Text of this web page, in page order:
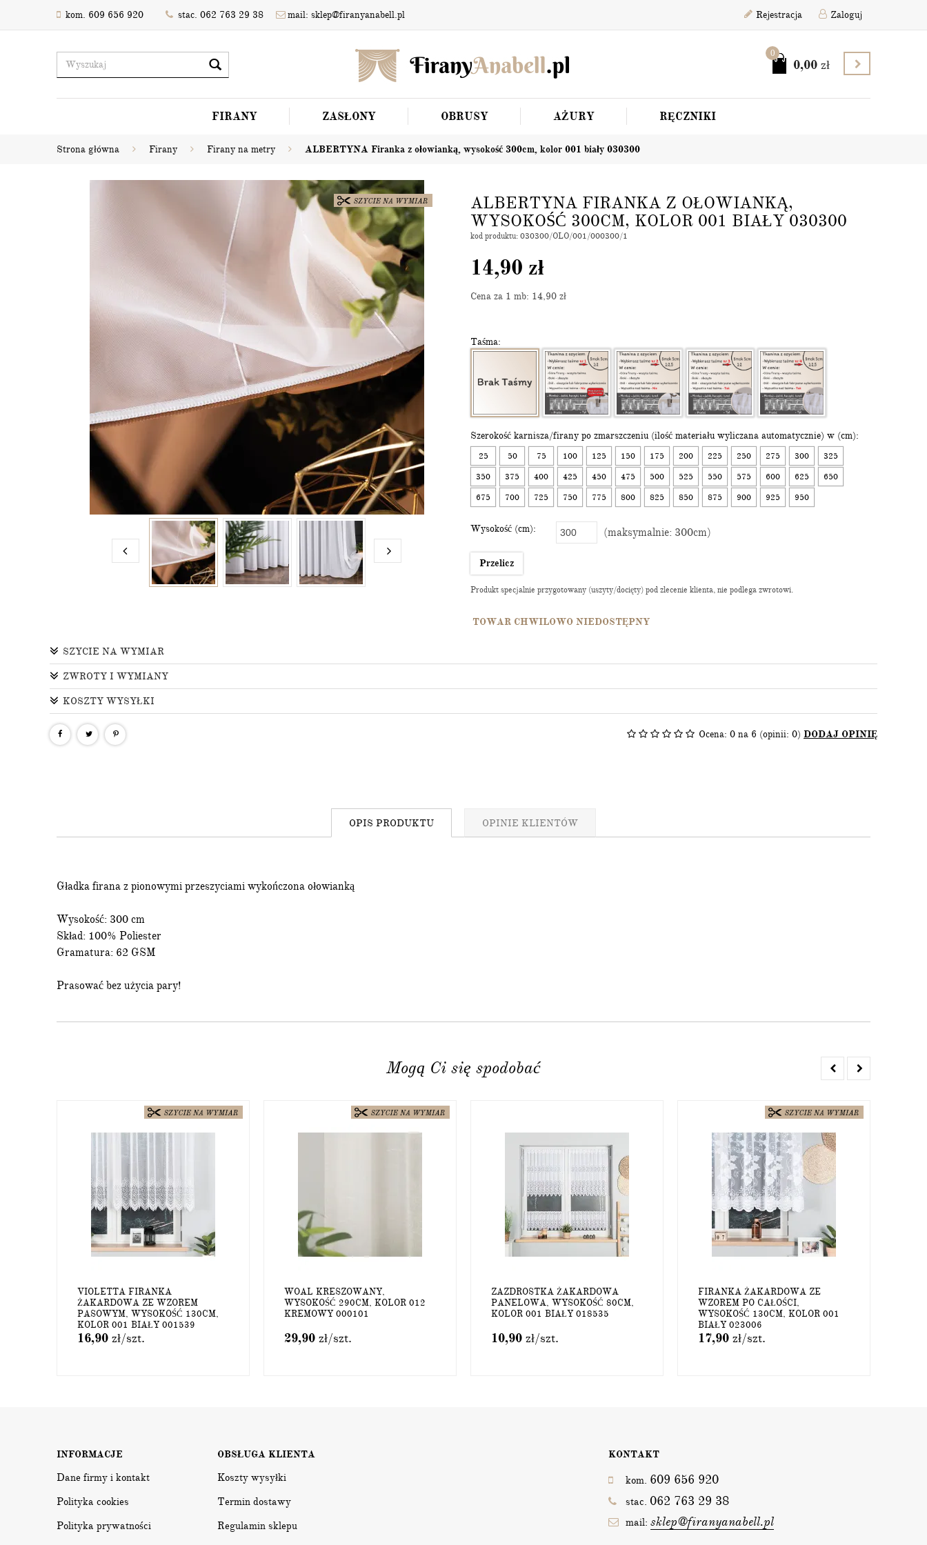
kom. 609 656 920 stac. 062 763 29 38 mail: sklep@firanyanabell.pl Rejestracja Zaloguj
0
0,00 zł
FIRANY ZASŁONY OBRUSY AŻURY RĘCZNIKI
Strona główna Firany Firany na metry ALBERTYNA Firanka z ołowianką, wysokość 300cm, kolor 001 biały 030300
ALBERTYNA FIRANKA Z OŁOWIANKĄ,
WYSOKOŚĆ 300CM, KOLOR 001 BIAŁY 030300
kod produktu: 030300/OLO/001/000300/1
14,90 zł
Cena za 1 mb: 14,90 zł
Taśma:
Szerokość karnisza/firany po zmarszczeniu (ilość materiału wyliczana automatycznie) w (cm):
25 50 75 100 125 150 175 200 225 250 275 300 325
350 375 400 425 450 475 500 525 550 575 600 625 650
675 700 725 750 775 800 825 850 875 900 925 950
Wysokość (cm): (maksymalnie: 300cm)
Przelicz
Produkt specjalnie przygotowany (uszyty/docięty) pod zlecenie klienta, nie podlega zwrotowi.
TOWAR CHWILOWO NIEDOSTĘPNY
SZYCIE NA WYMIAR
ZWROTY I WYMIANY
KOSZTY WYSYŁKI
Ocena: 0 na 6 (opinii: 0) DODAJ OPINIĘ
OPIS PRODUKTU OPINIE KLIENTÓW
Gładka firana z pionowymi przeszyciami wykończona ołowianką
Wysokość: 300 cm
Skład: 100% Poliester
Gramatura: 62 GSM
Prasować bez użycia pary!
Mogą Ci się spodobać
VIOLETTA FIRANKA
ŻAKARDOWA ZE WZOREM
PASOWYM, WYSOKOŚĆ 130CM,
KOLOR 001 BIAŁY 001539
16,90 zł/szt.
WOAL KRESZOWANY,
WYSOKOŚĆ 290CM, KOLOR 012
KREMOWY 000101
29,90 zł/szt.
ZAZDROSTKA ŻAKARDOWA
PANELOWA, WYSOKOŚĆ 80CM,
KOLOR 001 BIAŁY 018535
10,90 zł/szt.
FIRANKA ŻAKARDOWA ZE
WZOREM PO CAŁOŚCI,
WYSOKOŚĆ 130CM, KOLOR 001
BIAŁY 023006
17,90 zł/szt.
INFORMACJE
Dane firmy i kontakt
Polityka cookies
Polityka prywatności
OBSŁUGA KLIENTA
Koszty wysyłki
Termin dostawy
Regulamin sklepu
KONTAKT
kom. 609 656 920
stac. 062 763 29 38
mail: sklep@firanyanabell.pl
NEWSLETTERA
i odbierz 20zł na pierwsze zakupy
Wyrażam zgodę na otrzymywanie informacji handlowej drogą elektroniczną na